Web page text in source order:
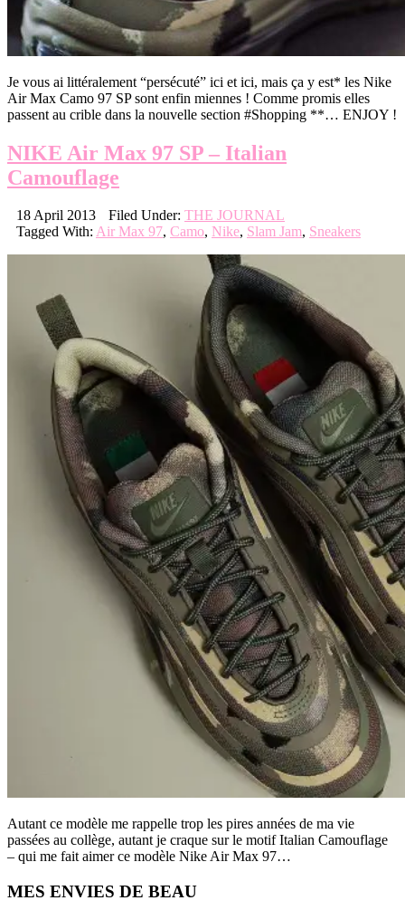
Je vous ai littéralement “persécuté” ici et ici, mais ça y est* les Nike
Air Max Camo 97 SP sont enfin miennes ! Comme promis elles
passent au crible dans la nouvelle section #Shopping **… ENJOY !
NIKE Air Max 97 SP – Italian
Camouflage
18 April 2013 Filed Under: THE JOURNAL
Tagged With: Air Max 97, Camo, Nike, Slam Jam, Sneakers
Autant ce modèle me rappelle trop les pires années de ma vie
passées au collège, autant je craque sur le motif Italian Camouflage
– qui me fait aimer ce modèle Nike Air Max 97…
Primary
MES ENVIES DE BEAU